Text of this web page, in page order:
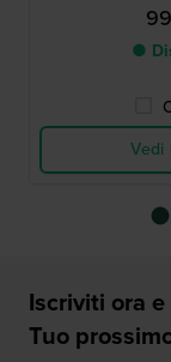
●
Vedi
Iscriviti ora
Tuo